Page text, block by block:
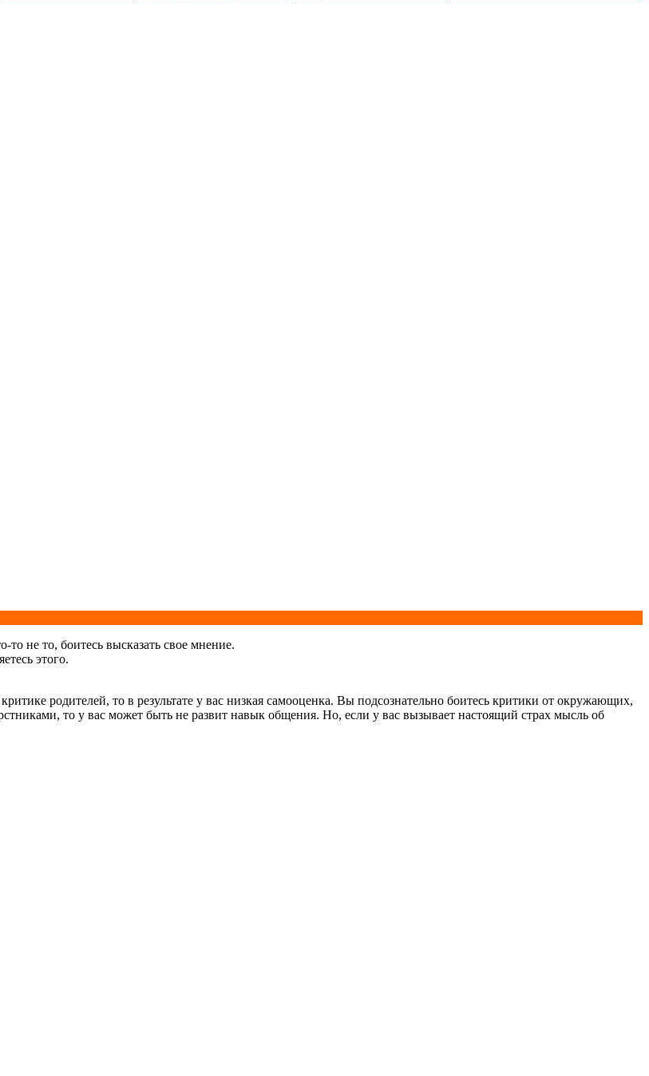
то не то, боитесь высказать свое мнение.
этого.
родителей, то в результате у вас низкая самооценка. Вы подсознательно боитесь критики от окружающих,
то у вас может быть не развит навык общения. Но, если у вас вызывает настоящий страх мысль об